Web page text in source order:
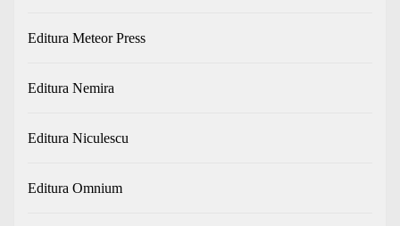
Editura Meteor Press
Editura Nemira
Editura Niculescu
Editura Omnium